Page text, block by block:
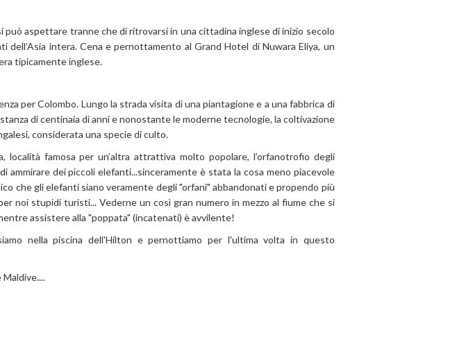
può aspettare tranne che di ritrovarsi in una cittadina inglese di inizio secolo
intera. Cena e pernottamento al Grand Hotel di Nuwara Eliya, un
tipicamente inglese.
per Colombo. Lungo la strada visita di una piantagione e a una fabbrica di
di centinaia di anni e nonostante le moderne tecnologie, la coltivazione
considerata una specie di culto.
località famosa per un’altra attrattiva molto popolare, l’orfanotrofio degli
ammirare dei piccoli elefanti...sinceramente è stata la cosa meno piacevole
che gli elefanti siano veramente degli "orfani" abbandonati e propendo più
noi stupidi turisti... Vederne un così gran numero in mezzo al fiume che si
assistere alla "poppata" (incatenati) è avvilente!
nella piscina dell'Hilton e pernottiamo per l'ultima volta in questo